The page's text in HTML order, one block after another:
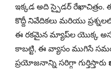
ఇక్కడ అది స్పైడర్ రేఖాచిత్రం.
కొద్దీ నివేదికలు మరియు
ఈ రకమైన మ్యాప్‌ల యొక్క
కాబట్టి, ఈ వ్యాసం ముగిసే
ప్రయోజనాన్ని సరిగ్గా గుర్తిస్తారు